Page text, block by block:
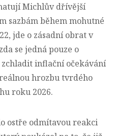
Michlův dřívější
sazbám během mohutné
jde o zásadní obrat v
se jedná pouze o
inflační očekávání
hrozbu tvrdého
roku 2026.
ostře odmítavou reakci